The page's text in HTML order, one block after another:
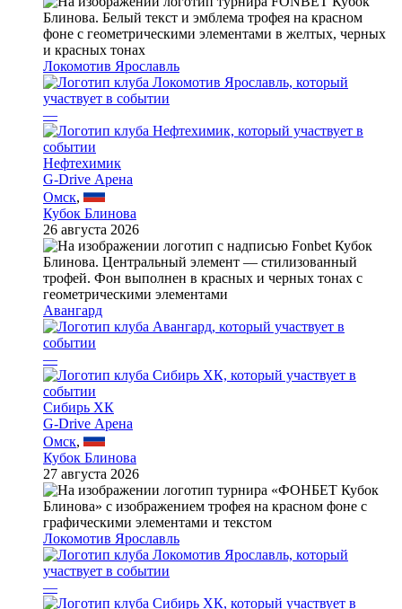
Локомотив Ярославль
—
Нефтехимик
G-Drive Арена
Омск,
Кубок Блинова
26 августа 2026
Авангард
—
Сибирь ХК
G-Drive Арена
Омск,
Кубок Блинова
27 августа 2026
Локомотив Ярославль
—